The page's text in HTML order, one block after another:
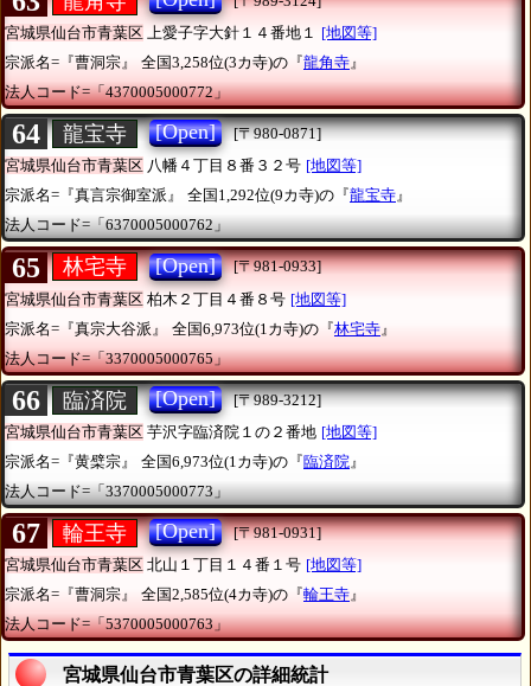
宮城県仙台市青葉区 上愛子字大針１４番地１ [地図等]
宗派名=『曹洞宗』
全国3,258位(3カ寺)の『龍角寺』
法人コード=「4370005000772」
64 龍宝寺 [Open]
[〒980-0871]
宮城県仙台市青葉区 八幡４丁目８番３２号 [地図等]
宗派名=『真言宗御室派』
全国1,292位(9カ寺)の『龍宝寺』
法人コード=「6370005000762」
65 林宅寺 [Open]
[〒981-0933]
宮城県仙台市青葉区 柏木２丁目４番８号 [地図等]
宗派名=『真宗大谷派』
全国6,973位(1カ寺)の『林宅寺 』
法人コード=「3370005000765」
66 臨済院 [Open]
[〒989-3212]
宮城県仙台市青葉区 芋沢字臨済院１の２番地 [地図等]
宗派名=『黄檗宗』
全国6,973位(1カ寺)の『臨済院』
法人コード=「3370005000773」
67 輪王寺 [Open]
[〒981-0931]
宮城県仙台市青葉区 北山１丁目１４番１号 [地図等]
宗派名=『曹洞宗』
全国2,585位(4カ寺)の『輪王寺』
法人コード=「5370005000763」
宮城県仙台市青葉区の詳細統計